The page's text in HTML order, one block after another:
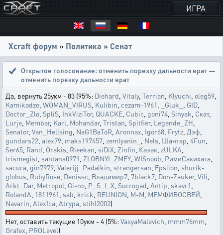
ИГРА
Xcraft форум » Политика » Сенат
Открытое голосование: отменить порезку дальности врат —
отменить порезку дальности врат
Да, вернуть 25укм - 83 (95%: Diehard Vitaly, Terrian Klyuchi oleg59
Kamikadze WOMAN_VIRUS Kulibin cezam-1961 _Gluk_ GID
Doctor_Zlo SpliS InkViziTor, QUACKE Cubic goni74 Sinyak Скат,
Lurje Membar, Karl Mohandar, Tristan Spitfier, Legende_ZH
Senator, Van_Hellsing NaG1BaToR Aronnax Igor68 Frytz Дэф
gundars22 alex79 maks197457 zemlyanin_ Nels Шантар 4Fun
Ser65 Rand Orakis Rieekan siDiX Zinfin Казак zULKA
trismegist santana0971 ZLOBNYI_ZMEY WISnoob РимиСакихата
sacura gin7979 Valerijj_Padalkin strangersan Epsilon shurik-
globus RubyRose Denissc Владимир7 7black7 Don-Zauker, Vili
Arkt_Dar, Metropol Gi-no P_S_I_X Surrogad Antip skavr1
RolandA 1811961 sab krick REUNION M-M МЕМФИВОСВЕЙ
Navarin Alexfca Atrypa stihl2002)
Нет, оставить текущие 10укм - 4 (5%: VasyaMalevich mmm76mm
Grafex PROLevel)